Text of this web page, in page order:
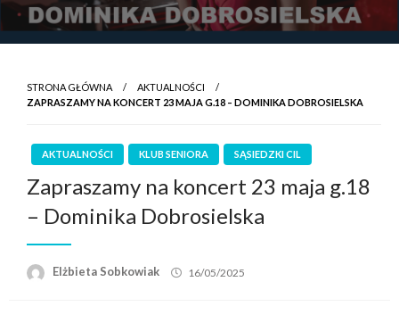
STRONA GŁÓWNA
AKTUALNOŚCI
ZAPRASZAMY NA KONCERT 23 MAJA G.18 – DOMINIKA DOBROSIELSKA
AKTUALNOŚCI KLUB SENIORA SĄSIEDZKI CIL
Zapraszamy na koncert 23 maja g.18
– Dominika Dobrosielska
Elżbieta Sobkowiak 16/05/2025